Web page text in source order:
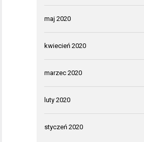
maj 2020
kwiecień 2020
marzec 2020
luty 2020
styczeń 2020